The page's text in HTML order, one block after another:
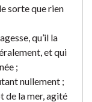
sorte que rien
qu’il la
et qui
;
nullement ;
de la mer, agité